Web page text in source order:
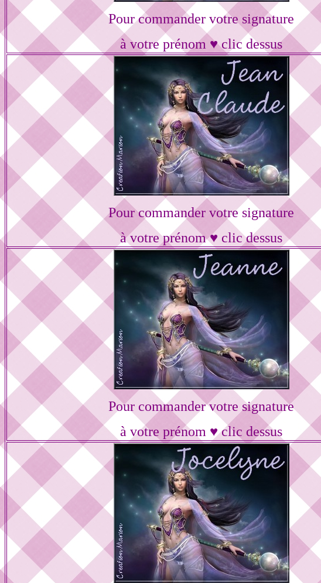
Pour commander votre signature
à votre prénom ♥ clic dessus
Pour commander votre signature
à votre prénom ♥ clic dessus
Pour commander votre signature
à votre prénom ♥ clic dessus